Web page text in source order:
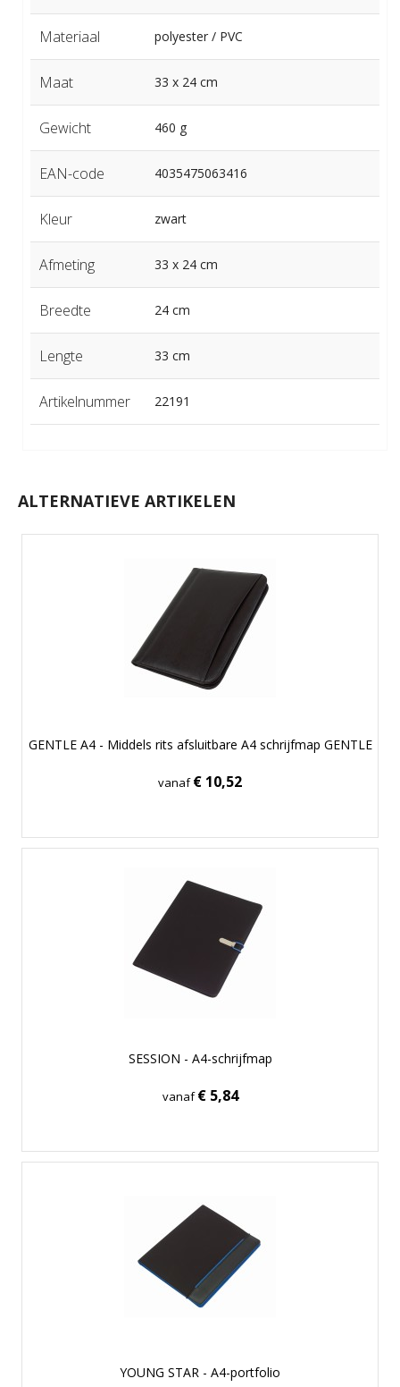
Materiaal polyester / PVC
Maat 33 x 24 cm
Gewicht 460 g
EAN-code 4035475063416
Kleur zwart
Afmeting 33 x 24 cm
Breedte 24 cm
Lengte 33 cm
Artikelnummer 22191
ALTERNATIEVE ARTIKELEN
GENTLE A4 - Middels rits afsluitbare A4 schrijfmap GENTLE
vanaf€ 10,52
SESSION - A4-schrijfmap
vanaf€ 5,84
YOUNG STAR - A4-portfolio